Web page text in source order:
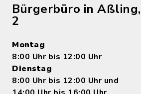
Bürgerbüro in
2
Montag
8:00 Uhr bis 12:00 Uhr
Dienstag
8:00 Uhr bis 12:00 Uhr und